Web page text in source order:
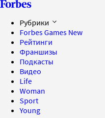
Рубрики
Forbes Games New
Рейтинги
Франшизы
Подкасты
Видео
Life
Woman
Sport
Young